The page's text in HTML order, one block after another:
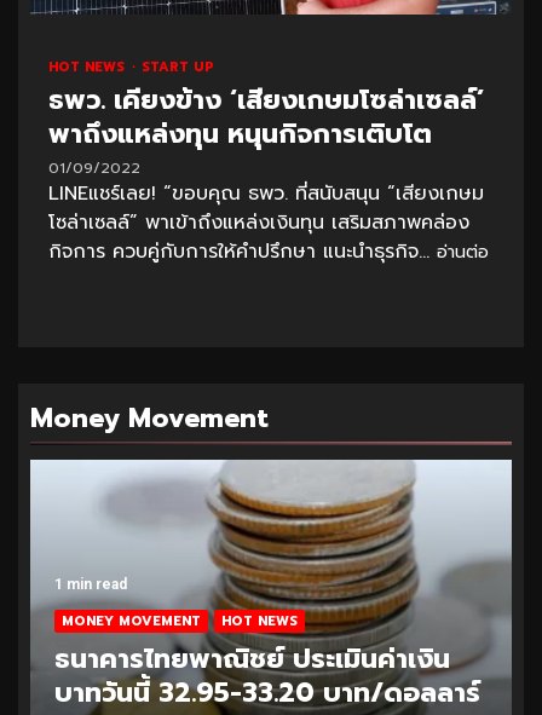
HOT NEWS START UP
ธพว. เคียงข้าง ‘เสียงเกษมโซล่าเซลล์’
พาถึงแหล่งทุน หนุนกิจการเติบโต
01/09/2022
LINEแชร์เลย! “ขอบคุณ ธพว. ที่สนับสนุน “เสียงเกษม
โซล่าเซลล์” พาเข้าถึงแหล่งเงินทุน เสริมสภาพคล่อง
กิจการ ควบคู่กับการให้คำปรึกษา แนะนำธุรกิจ... อ่านต่อ
Money Movement
1 min read
MONEY MOVEMENT HOT NEWS
ธนาคารไทยพาณิชย์ ประเมินค่าเงิน
บาทวันนี้ 32.95-33.20 บาท/ดอลลาร์